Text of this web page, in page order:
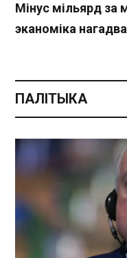
Мінус мільярд за
эканоміка
ПАЛІТЫКА